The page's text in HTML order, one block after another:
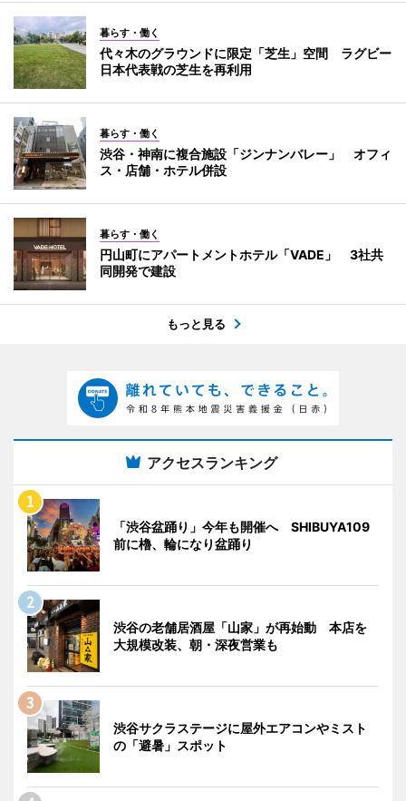
暮らす・働く
代々木のグラウンドに限定「芝生」空間 ラグビー
日本代表戦の芝生を再利用
暮らす・働く
渋谷・神南に複合施設「ジンナンバレー」 オフィ
ス・店舗・ホテル併設
暮らす・働く
円山町にアパートメントホテル「VADE」 3社共
同開発で建設
もっと見る
アクセスランキング
「渋谷盆踊り」今年も開催へ SHIBUYA109
前に櫓、輪になり盆踊り
渋谷の老舗居酒屋「山家」が再始動 本店を
大規模改装、朝・深夜営業も
渋谷サクラステージに屋外エアコンやミスト
の「避暑」スポット